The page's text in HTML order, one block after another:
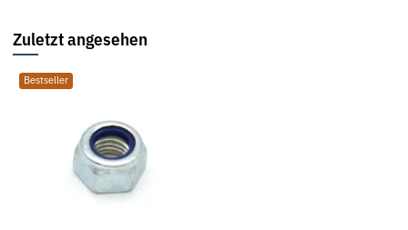
Zuletzt angesehen
Bestseller